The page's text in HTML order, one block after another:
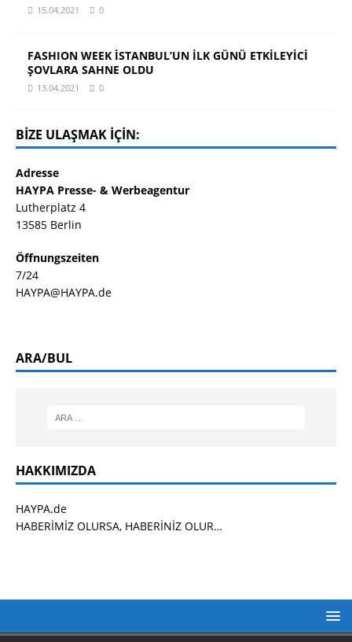
15.04.2021 0
FASHION WEEK İSTANBUL’UN İLK GÜNÜ ETKİLEYİCİ
ŞOVLARA SAHNE OLDU
13.04.2021 0
BIZE ULAŞMAK IÇIN:
Adresse
HAYPA Presse- & Werbeagentur
Lutherplatz 4
13585 Berlin
Öffnungszeiten
7/24
HAYPA@HAYPA.de
ARA/BUL
HAKKIMIZDA
HAYPA.de
HABERİMİZ OLURSA, HABERİNİZ OLUR…